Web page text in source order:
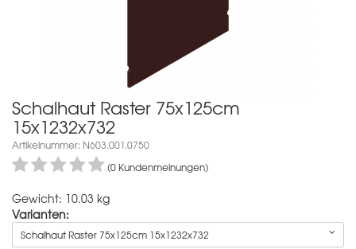
Schalhaut Raster 75x125cm
15x1232x732
Artikelnummer: N603.001.0750
(0 Kundenmeinungen)
Gewicht: 10.03 kg
Varianten:
Schalhaut Raster 75x125cm 15x1232x732